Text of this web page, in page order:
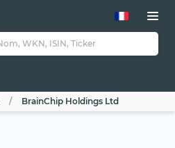
BrainChip Holdings Ltd